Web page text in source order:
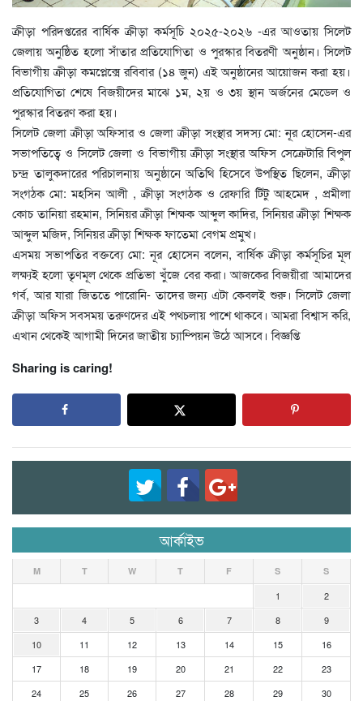
ক্রীড়া পরিদপ্তরের বার্ষিক ক্রীড়া কর্মসূচি ২০২৫-২০২৬ -এর আওতায় সিলেট
জেলায় অনুষ্ঠিত হলো সাঁতার প্রতিযোগিতা ও পুরস্কার বিতরণী অনুষ্ঠান। সিলেট
বিভাগীয় ক্রীড়া কমপ্লেক্সে রবিবার (১৪ জুন) এই অনুষ্ঠানের আয়োজন করা হয়।
প্রতিযোগিতা শেষে বিজয়ীদের মাঝে ১ম, ২য় ও ৩য় স্থান অর্জনের মেডেল ও
পুরস্কার বিতরণ করা হয়।
সিলেট জেলা ক্রীড়া অফিসার ও জেলা ক্রীড়া সংস্থার সদস্য মো: নূর হোসেন-এর
সভাপতিত্বে ও সিলেট জেলা ও বিভাগীয় ক্রীড়া সংস্থার অফিস সেক্রেটারি বিপুল
চন্দ্র তালুকদারের পরিচালনায় অনুষ্ঠানে অতিথি হিসেবে উপস্থিত ছিলেন, ক্রীড়া
সংগঠক মো: মহসিন আলী , ক্রীড়া সংগঠক ও রেফারি টিটু আহমেদ , প্রমীলা
কোচ তানিয়া রহমান, সিনিয়র ক্রীড়া শিক্ষক আব্দুল কাদির, সিনিয়র ক্রীড়া শিক্ষক
আব্দুল মজিদ, সিনিয়র ক্রীড়া শিক্ষক ফাতেমা বেগম প্রমুখ।
এসময় সভাপতির বক্তব্যে মো: নূর হোসেন বলেন, বার্ষিক ক্রীড়া কর্মসূচির মূল
লক্ষ্যই হলো তৃণমূল থেকে প্রতিভা খুঁজে বের করা। আজকের বিজয়ীরা আমাদের
গর্ব, আর যারা জিততে পারোনি- তাদের জন্য এটা কেবলই শুরু। সিলেট জেলা
ক্রীড়া অফিস সবসময় তরুণদের এই পথচলায় পাশে থাকবে। আমরা বিশ্বাস করি,
এখান থেকেই আগামী দিনের জাতীয় চ্যাম্পিয়ন উঠে আসবে। বিজ্ঞপ্তি
Sharing is caring!
আর্কাইভ
M T W T F S S
1
2
3
4 5 6 7 8
9
10
11 12 13 14 15
16
17
18 19 20 21 22
23
24
25 26 27 28 29
30